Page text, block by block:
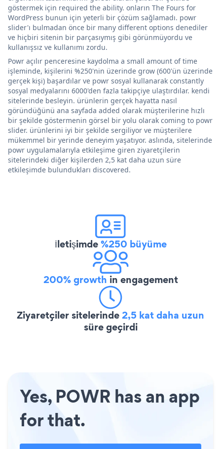
göstermek için required the ability. onların The Fours for
WordPress bunun için yeterli bir çözüm sağlamadı. powr
slider'ı bulmadan önce bir many different options denediler
ve hiçbiri sitenin bir parçasıymış gibi görünmüyordu ve
kullanışsız ve kullanımı zordu.
Powr açılır penceresine kaydolma a small amount of time
işleminde, kişilerini %250'nin üzerinde grow (600'ün üzerinde
gerçek kişi) başardılar ve powr sosyal kullanarak constantly
sosyal medyalarını 6000'den fazla takipçiye ulaştırdılar. kendi
sitelerinde besleyin. ürünlerin gerçek hayatta nasıl
göründüğünü ana sayfada added olarak müşterilerine hızlı
bir şekilde göstermenin görsel bir yolu olarak coming to powr
slider. ürünlerini iyi bir şekilde sergiliyor ve müşterilere
mükemmel bir yerinde deneyim yaşatıyor. aslında, sitelerinde
powr uygulamalarıyla etkileşime giren ziyaretçilerin
sitelerindeki diğer kişilerden 2,5 kat daha uzun süre
etkileşimde bulundukları discovered.
İletişimde%250 büyüme
200% growth in engagement
Ziyaretçiler sitelerinde2,5 kat daha uzun
süre geçirdi
Yes, POWR has an app
for that.